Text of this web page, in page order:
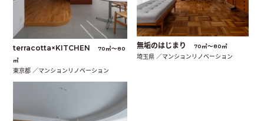
terracotta×KITCHEN
70㎡〜80
㎡
東京都 ／マンションリノベーション
無垢のはじまり 70㎡〜80㎡
埼玉県 ／マンションリノベーション